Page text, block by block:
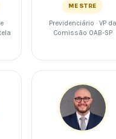
MESTRE
Previdenciário · VP da
Comissão OAB-SP